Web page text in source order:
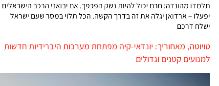
תלמדו מהונדה: חרם יכול להיות נשק הפכפך. אם יבואני הרכב הישראלים
יפעלו – ארדואן יגלה את זה בדרך הקשה. הכל תלוי במסר שעם ישראל
ישלח דרכם
טויוטה, מאחוריך: יונדאי-קיה מפתחת מערכות היברידיות חדשות
למנועים קטנים וגדולים